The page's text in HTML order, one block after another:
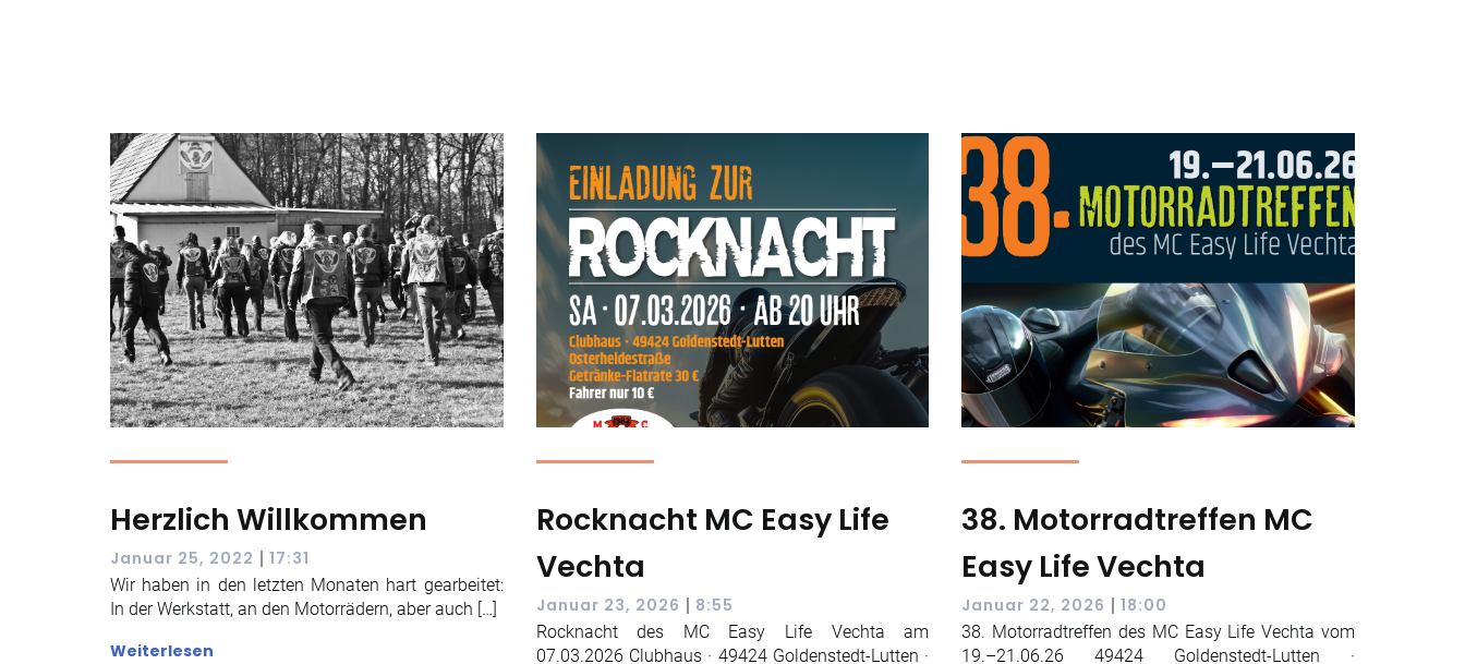
Herzlich Willkommen
Januar 25, 2022 | 17:31
Wir haben in den letzten Monaten hart gearbeitet:
In der Werkstatt, an den Motorrädern, aber auch […]
Weiterlesen
Rocknacht MC Easy Life
Vechta
Januar 23, 2026 | 8:55
Rocknacht des MC Easy Life Vechta am
07.03.2026 Clubhaus · 49424 Goldenstedt-Lutten ·
38. Motorradtreffen MC
Easy Life Vechta
Januar 22, 2026 | 18:00
38. Motorradtreffen des MC Easy Life Vechta vom
19.–21.06.26 49424 Goldenstedt-Lutten ·